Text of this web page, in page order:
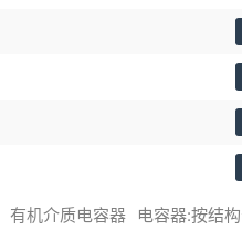
有机介质电容器 电容器:按结